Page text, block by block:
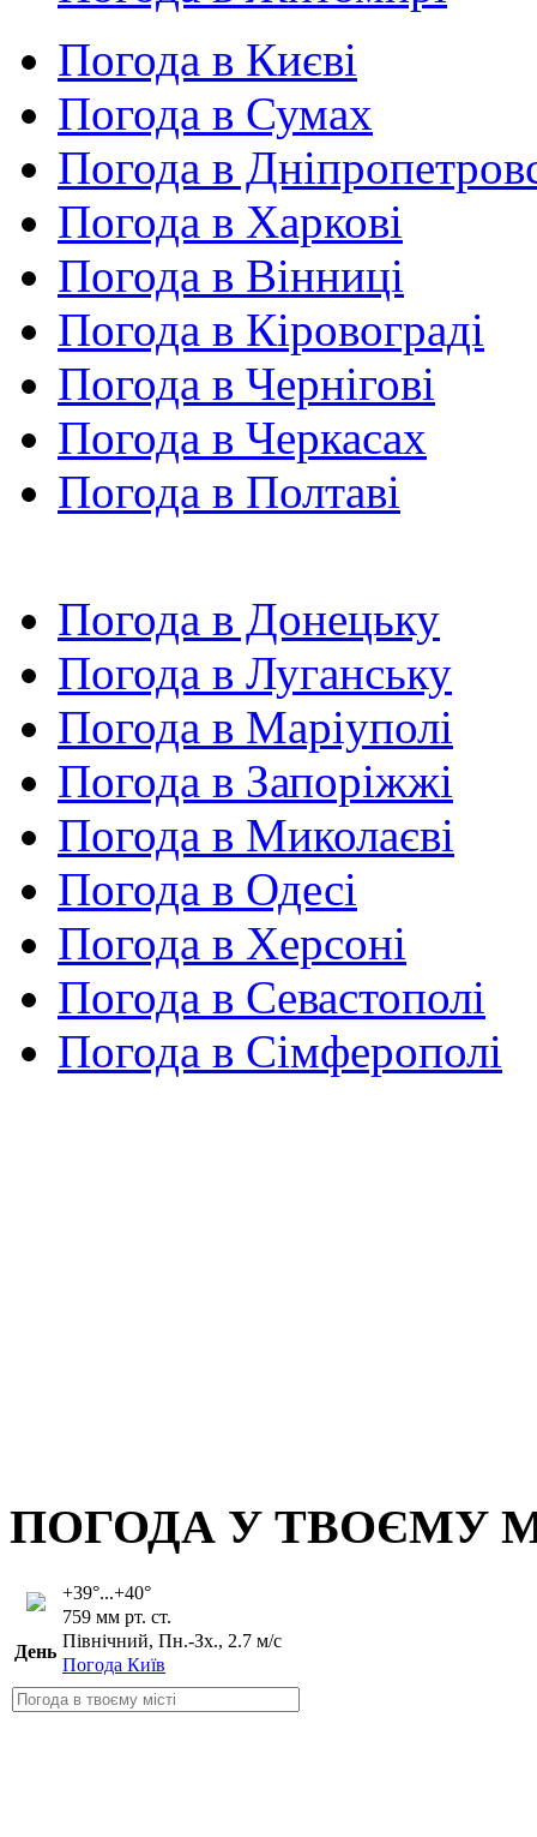
Погода в Києві
Погода в Сумах
Погода в
Погода в Харкові
Погода в Вінниці
Погода в Кіровограді
Погода в Чернігові
Погода в Черкасах
Погода в Полтаві
Погода в Донецьку
Погода в Луганську
Погода в Маріуполі
Погода в Запоріжжі
Погода в Миколаєві
Погода в Одесі
Погода в Херсоні
Погода в Севастополі
Погода в Сімферополі
ПОГОДА У ТВОЄМУ
+39°...+40°
759 мм рт. ст.
Північний, Пн.-Зх., 2.7 м/с
Погода Київ
День